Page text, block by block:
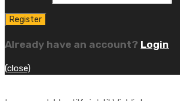
Already have an account? Login
(close)